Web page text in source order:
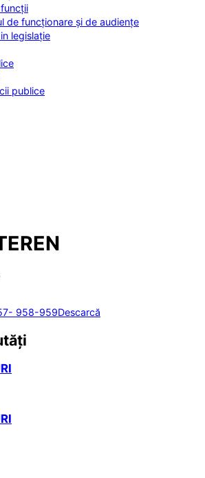
de funcționare și de audiențe
legislație
publice
958-959Descarcă